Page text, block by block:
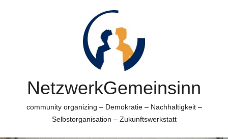
NetzwerkGemeinsinn
community organizing – Demokratie – Nachhaltigkeit –
Selbstorganisation – Zukunftswerkstatt